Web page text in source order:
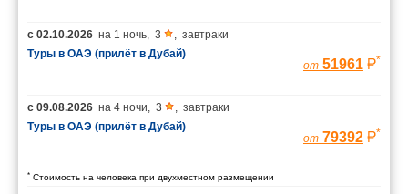
с 02.10.2026 на 1 ночь, 3 , завтраки
Туры в ОАЭ (прилёт в Дубай)
от 51961 *
с 09.08.2026 на 4 ночи, 3 , завтраки
Туры в ОАЭ (прилёт в Дубай)
от 79392 *
* Стоимость на человека при двухместном размещении